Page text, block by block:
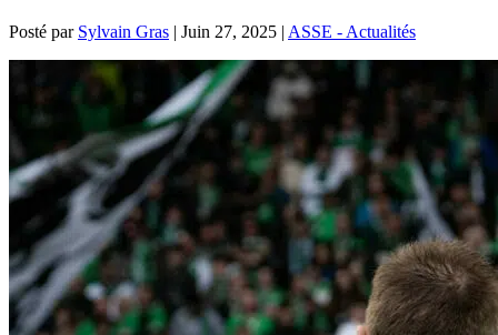
Posté par Sylvain Gras | Juin 27, 2025 | ASSE - Actualités